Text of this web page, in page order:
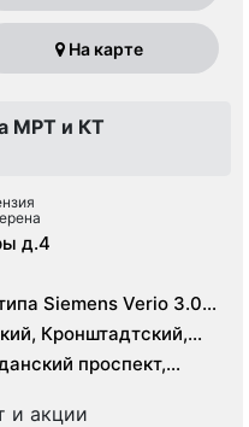
На карте
МРТ и КТ
д.4
Siemens Verio 3.0
КТ Siemens
Кронштадтский,
Приморский
проспект,
Удельная
и акции